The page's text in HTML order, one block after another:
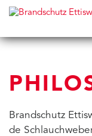
Brandschutz
de